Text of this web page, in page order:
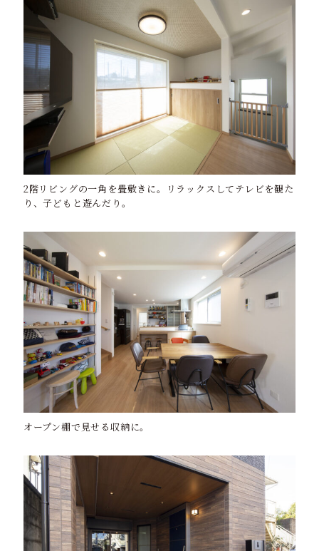
2階リビングの一角を畳敷きに。リラックスしてテレビを観た
り、子どもと遊んだり。
オープン棚で見せる収納に。